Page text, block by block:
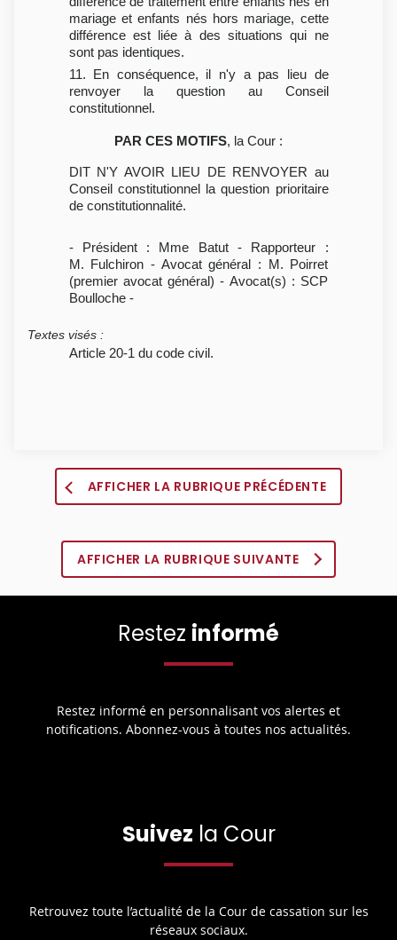
mariage et enfants nés hors mariage, cette
différence est liée à des situations qui ne
sont pas identiques.
11. En conséquence, il n'y a pas lieu de
renvoyer la question au Conseil
constitutionnel.
PAR CES MOTIFS, la Cour :
DIT N'Y AVOIR LIEU DE RENVOYER au
Conseil constitutionnel la question prioritaire
de constitutionnalité.
- Président : Mme Batut - Rapporteur :
M. Fulchiron - Avocat général : M. Poirret
(premier avocat général) - Avocat(s) : SCP
Boulloche -
Textes visés :
Article 20-1 du code civil.
AFFICHER LA RUBRIQUE PRÉCÉDENTE
AFFICHER LA RUBRIQUE SUIVANTE
Restez informé
Restez informé en personnalisant vos alertes et
notifications. Abonnez-vous à toutes nos actualités.
Suivez la Cour
Retrouvez toute l’actualité de la Cour de cassation sur les
réseaux sociaux.